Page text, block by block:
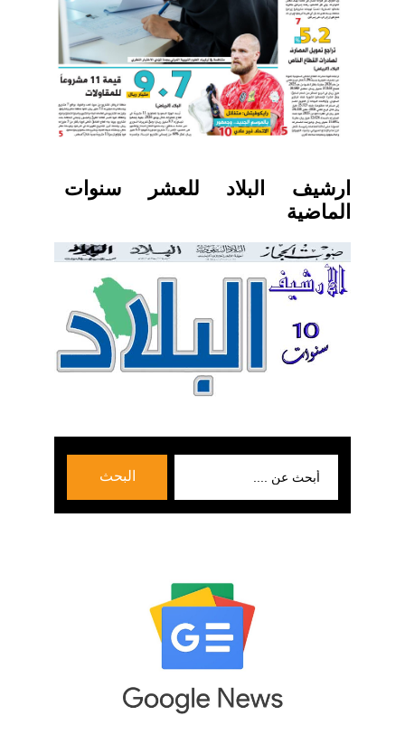
ارشيف البلاد للعشر سنوات
الماضية
البحث